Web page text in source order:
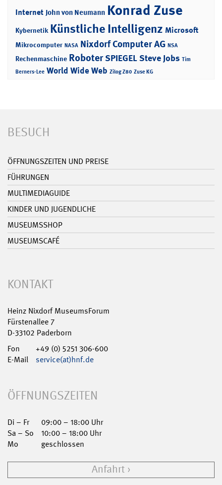
Internet John von Neumann Konrad Zuse
Kybernetik Künstliche Intelligenz Microsoft
Mikrocomputer NASA Nixdorf Computer AG NSA
Rechenmaschine RoboterSPIEGELSteve Jobs Tim
Berners-Lee World Wide Web Zilog Z80 Zuse KG
BESUCH
ÖFFNUNGSZEITEN UND PREISE
FÜHRUNGEN
MULTIMEDIAGUIDE
KINDER UND JUGENDLICHE
MUSEUMSSHOP
MUSEUMSCAFÉ
KONTAKT
Heinz Nixdorf MuseumsForum
Fürstenallee 7
D-33102 Paderborn
Fon
+49 (0) 5251 306-600
E-Mail
service(at)hnf.de
ÖFFNUNGSZEITEN
Di – Fr
09:00 – 18:00 Uhr
Sa – So
10:00 – 18:00 Uhr
Mo
geschlossen
Anfahrt